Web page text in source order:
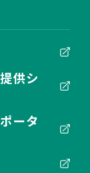
供シ
ータ